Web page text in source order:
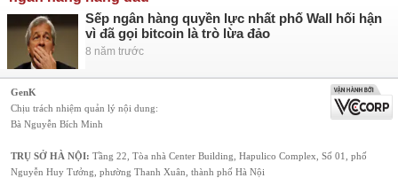
Sếp ngân hàng quyền lực nhất phố Wall hối hận
vì đã gọi bitcoin là trò lừa đảo
8 năm trước
GenK
Chịu trách nhiệm quản lý nội dung:
Bà Nguyễn Bích Minh
TRỤ SỞ HÀ NỘI: Tầng 22, Tòa nhà Center Building, Hapulico Complex, Số 01, phố
Nguyễn Huy Tưởng, phường Thanh Xuân, thành phố Hà Nội